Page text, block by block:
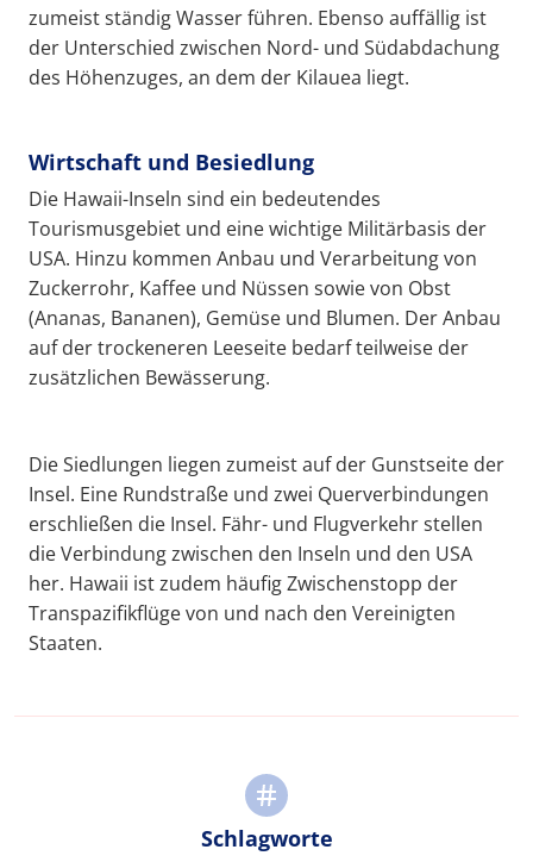
zumeist ständig Wasser führen. Ebenso auffällig ist
der Unterschied zwischen Nord- und Südabdachung
des Höhenzuges, an dem der Kilauea liegt.
Wirtschaft und Besiedlung
Die Hawaii-Inseln sind ein bedeutendes
Tourismusgebiet und eine wichtige Militärbasis der
USA. Hinzu kommen Anbau und Verarbeitung von
Zuckerrohr, Kaffee und Nüssen sowie von Obst
(Ananas, Bananen), Gemüse und Blumen. Der Anbau
auf der trockeneren Leeseite bedarf teilweise der
zusätzlichen Bewässerung.
Die Siedlungen liegen zumeist auf der Gunstseite der
Insel. Eine Rundstraße und zwei Querverbindungen
erschließen die Insel. Fähr- und Flugverkehr stellen
die Verbindung zwischen den Inseln und den USA
her. Hawaii ist zudem häufig Zwischenstopp der
Transpazifikflüge von und nach den Vereinigten
Staaten.
Schlagworte